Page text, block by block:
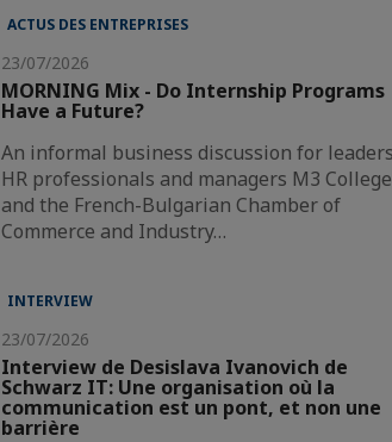
ACTUS DES ENTREPRISES
23/07/2026
MORNING Mix - Do Internship Programs
Have a Future?
An informal business discussion for
HR professionals and managers M3 College
and the French-Bulgarian Chamber of
Commerce and Industry…
INTERVIEW
23/07/2026
Interview de Desislava Ivanovich de
Schwarz IT: Une organisation où la
communication est un pont, et non une
barrière